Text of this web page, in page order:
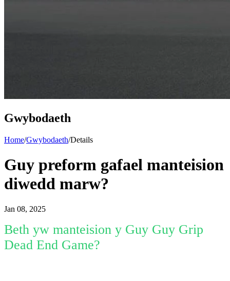
Gwybodaeth
Home/Gwybodaeth/Details
Guy preform gafael manteision
diwedd marw?
Jan 08, 2025
Beth yw manteision y Guy Guy Grip
Dead End Game?